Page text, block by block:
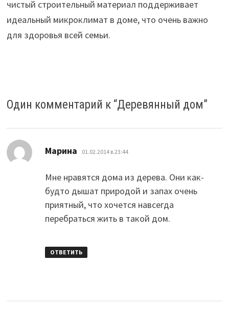
чистый строительный материал поддерживает
идеальный микроклимат в доме, что очень важно
для здоровья всей семьи.
Один комментарий к “Деревянный дом”
Марина 01.02.2014 в 23:44
Мне нравятся дома из дерева. Они как-
будто дышат природой и запах очень
приятный, что хочется навсегда
перебраться жить в такой дом.
ОТВЕТИТЬ